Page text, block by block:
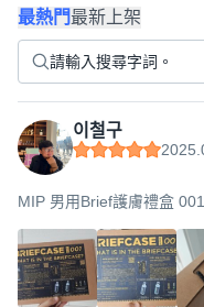
最熱門最新上架
이철구
MIP 男用Brief護膚禮盒